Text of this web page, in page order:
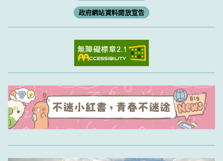
政府網站資料開放宣告